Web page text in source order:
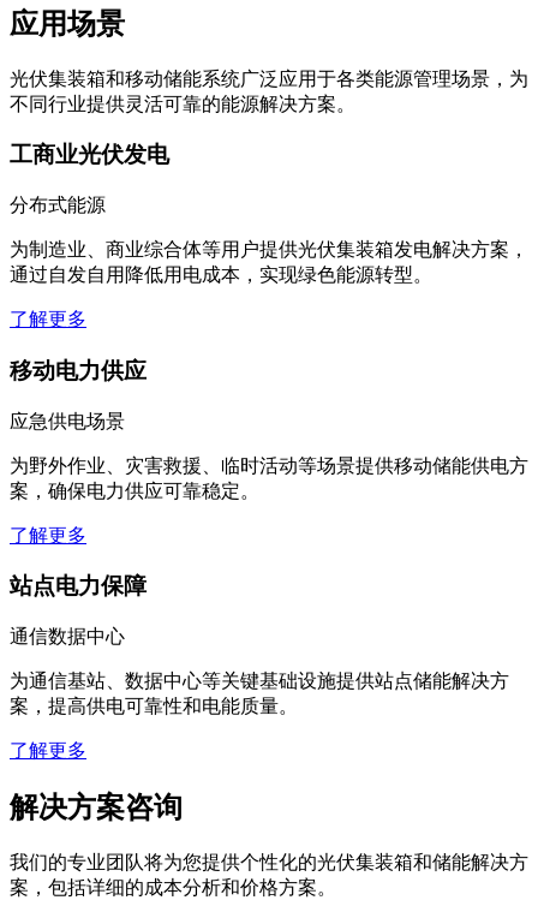
应用场景
光伏集装箱和移动储能系统广泛应用于各类能源管理场景，为
不同行业提供灵活可靠的能源解决方案。
工商业光伏发电
分布式能源
为制造业、商业综合体等用户提供光伏集装箱发电解决方案，
通过自发自用降低用电成本，实现绿色能源转型。
了解更多
移动电力供应
应急供电场景
为野外作业、灾害救援、临时活动等场景提供移动储能供电方
案，确保电力供应可靠稳定。
了解更多
站点电力保障
通信数据中心
为通信基站、数据中心等关键基础设施提供站点储能解决方
案，提高供电可靠性和电能质量。
了解更多
解决方案咨询
我们的专业团队将为您提供个性化的光伏集装箱和储能解决方
案，包括详细的成本分析和价格方案。